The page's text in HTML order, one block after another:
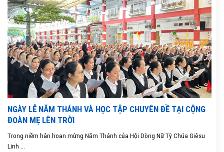
NGÀY LỄ NĂM THÁNH VÀ HỌC TẬP CHUYÊN ĐỀ TẠI CỘNG
ĐOÀN MẸ LÊN TRỜI
Trong niềm hân hoan mừng Năm Thánh của Hội Dòng Nữ Tỳ Chúa Giêsu
Linh ...